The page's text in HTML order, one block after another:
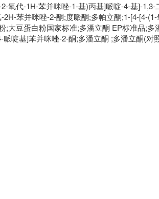
氧代-1H-苯并咪唑-1-基)丙基]哌啶-4-基]-
苯并咪唑-2-酮;度哌酮;多帕立酮;1-[4-[4-
;大豆蛋白粉国家标准;多潘立酮 EP标准品;
啶基]苯并咪唑-2-酮;多潘立酮 ​;多潘立酮(对